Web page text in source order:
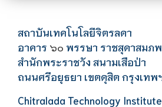
สถาบันเทคโนโลยีจิตรลดา
อาคาร ๖๐ พรรษา ราชสุดาสมภพ
สำนักพระราชวัง สนามเสือป่า
ถนนศรีอยุธยา เขตดุสิต กรุงเทพ
Chitralada Technology Institute